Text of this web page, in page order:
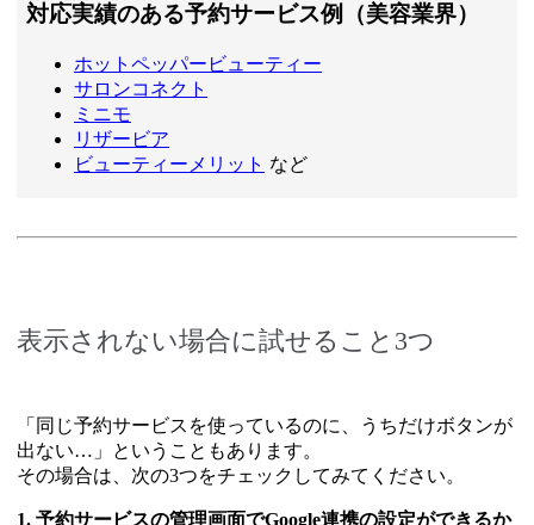
対応実績のある予約サービス例（美容業界）
ホットペッパービューティー
サロンコネクト
ミニモ
リザービア
ビューティーメリット など
表示されない場合に試せること3つ
「同じ予約サービスを使っているのに、うちだけボタンが
出ない…」ということもあります。
その場合は、次の3つをチェックしてみてください。
1. 予約サービスの管理画面でGoogle連携の設定ができるか